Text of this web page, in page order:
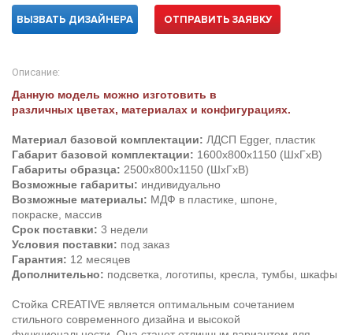
ВЫЗВАТЬ ДИЗАЙНЕРА ОТПРАВИТЬ ЗАЯВКУ
Описание:
Данную модель можно изготовить в
различных цветах, материалах и конфигурациях.
Материал базовой комплектации: ЛДСП Egger, пластик
Габарит базовой комплектации: 1600х800х1150 (ШхГхВ)
Габариты образца: 2500х800х1150 (ШхГхВ)
Возможные габариты: индивидуально
Возможные материалы: МДФ в пластике, шпоне,
покраске, массив
Срок поставки: 3 недели
Условия поставки: под заказ
Гарантия: 12 месяцев
Дополнительно: подсветка, логотипы, кресла, тумбы, шкафы
Стойка CREATIVE является оптимальным сочетанием
стильного современного дизайна и высокой